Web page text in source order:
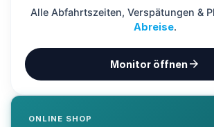
Alle Abfahrtszeiten, Verspätungen &
Abreise.
Monitor öffnenarrow_forward
ONLINE SHOP